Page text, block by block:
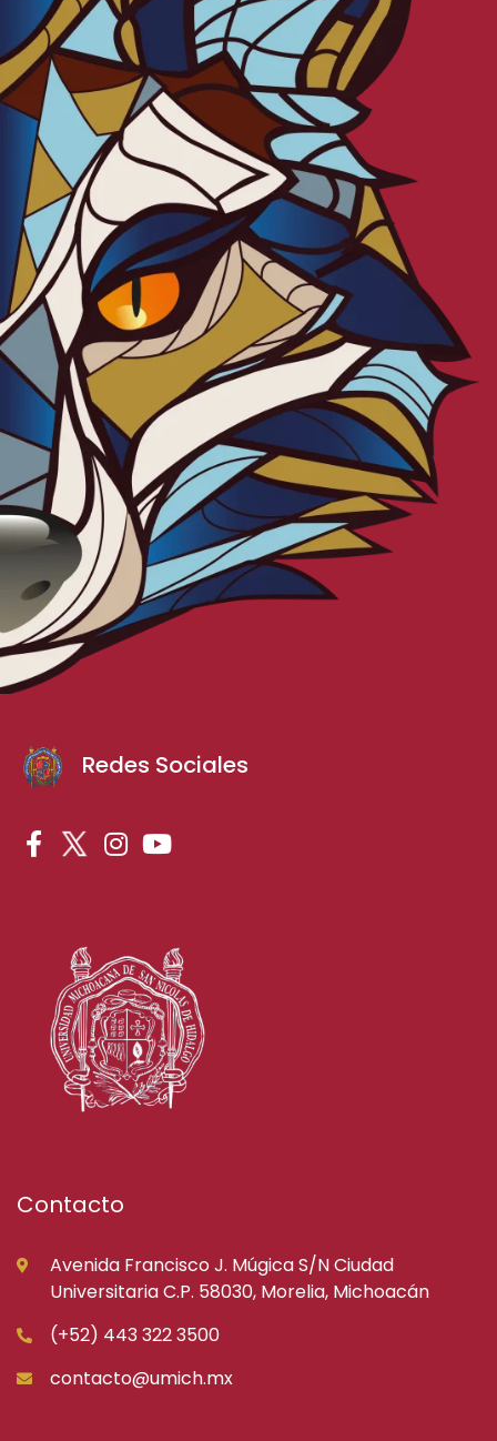
Redes Sociales
Contacto
Avenida Francisco J. Múgica S/N Ciudad
Universitaria C.P. 58030, Morelia, Michoacán
(+52) 443 322 3500
contacto@umich.mx